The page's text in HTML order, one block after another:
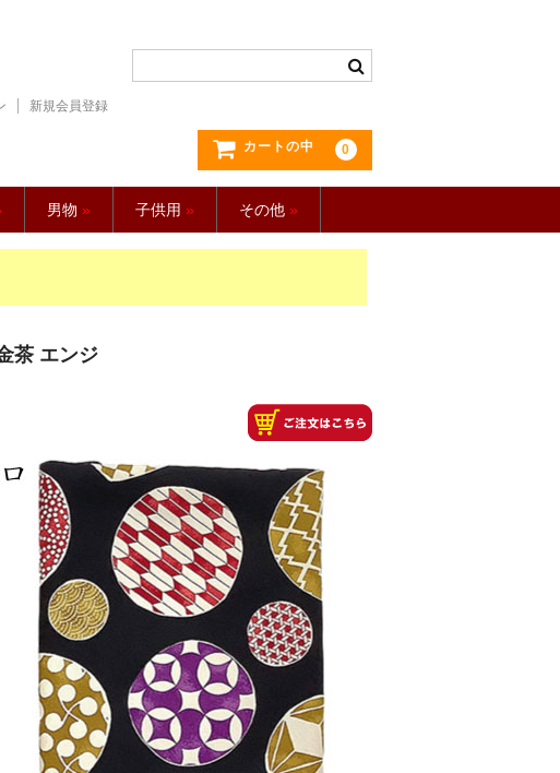
新規会員登録
カートの中 0
男物 » 子供用 » その他 »
茶 エンジ